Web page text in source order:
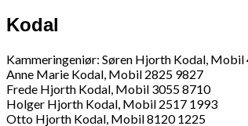
Kodal
Kammeringeniør: Søren Hjorth Kodal, Mobil
Anne Marie Kodal, Mobil 2825 9827
Frede Hjorth Kodal, Mobil 3055 8710
Holger Hjorth Kodal, Mobil 2517 1993
Otto Hjorth Kodal, Mobil 8120 1225